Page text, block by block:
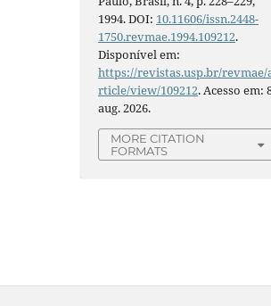
1994. DOI: 10.11606/issn.2448-
1750.revmae.1994.109212.
Disponível em:
https://revistas.usp.br/revmae/
rticle/view/109212. Acesso em:
aug. 2026.
MORE CITATION
FORMATS